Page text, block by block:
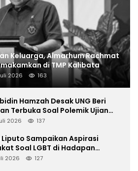
Keluarga, Almarhum Rachmat
di TMP Kalibata
2026 163
Hamzah Desak UNG Beri
Terbuka Soal Polemik Ujian
2026 137
Liputo Sampaikan Aspirasi
Soal LGBT di Hadapan
Gusnar
2026 127